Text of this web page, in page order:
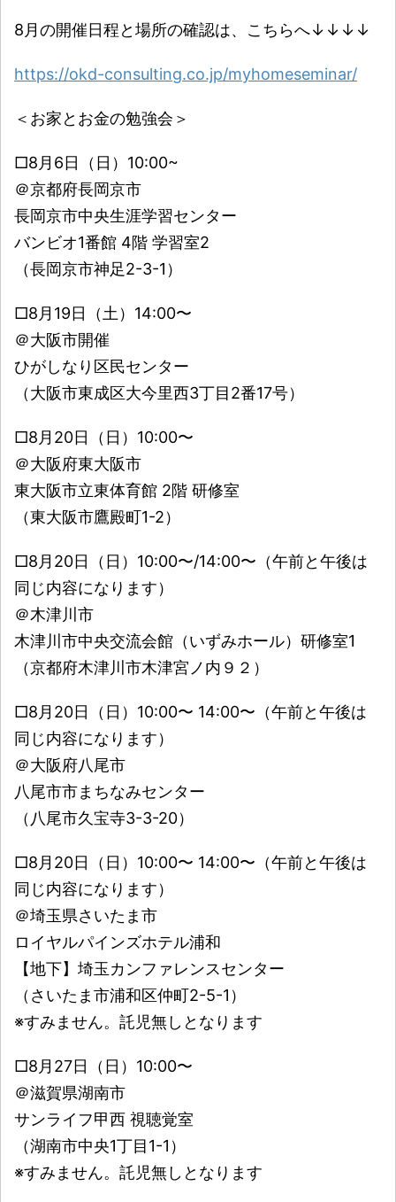
8月の開催日程と場所の確認は、こちらへ↓↓↓↓
https://okd-consulting.co.jp/myhomeseminar/
＜お家とお金の勉強会＞
□8月6日（日）10:00~
＠京都府長岡京市
長岡京市中央生涯学習センター
バンビオ1番館 4階 学習室2
（長岡京市神足2-3-1）
□8月19日（土）14:00〜
＠大阪市開催
ひがしなり区民センター
（大阪市東成区大今里西3丁目2番17号）
□8月20日（日）10:00〜
＠大阪府東大阪市
東大阪市立東体育館 2階 研修室
（東大阪市鷹殿町1-2）
□8月20日（日）10:00〜/14:00〜（午前と午後は
同じ内容になります）
＠木津川市
木津川市中央交流会館（いずみホール）研修室1
（京都府木津川市木津宮ノ内９２）
□8月20日（日）10:00〜 14:00〜（午前と午後は
同じ内容になります）
＠大阪府八尾市
八尾市市まちなみセンター
（八尾市久宝寺3-3-20）
□8月20日（日）10:00〜 14:00〜（午前と午後は
同じ内容になります）
＠埼玉県さいたま市
ロイヤルパインズホテル浦和
【地下】埼玉カンファレンスセンター
（さいたま市浦和区仲町2-5-1）
※すみません。託児無しとなります
□8月27日（日）10:00〜
＠滋賀県湖南市
サンライフ甲西 視聴覚室
（湖南市中央1丁目1-1）
※すみません。託児無しとなります